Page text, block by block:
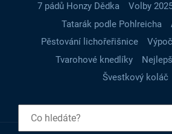
7 pádů Honzy Dědka
Volby
Tatarák podle Pohlreicha
Pěstování lichořeřišnice
Tvarohové knedlíky
Švestkový koláč